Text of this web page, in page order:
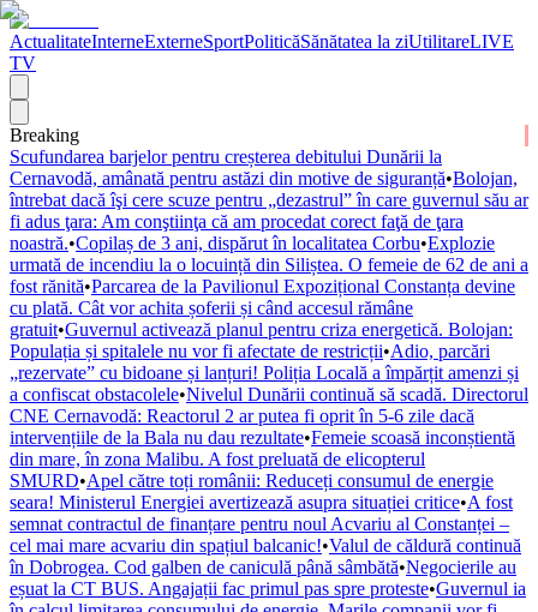
ActualitateInterneExterneSportPoliticăSănătatea la ziUtilitareLIVE
TV
Breaking
Scufundarea barjelor pentru creșterea debitului Dunării la
Cernavodă, amânată pentru astăzi din motive de siguranță•Bolojan,
întrebat dacă îşi cere scuze pentru „dezastrul” în care guvernul său ar
fi adus ţara: Am conştiinţa că am procedat corect faţă de ţara
noastră.•Copilaș de 3 ani, dispărut în localitatea Corbu•Explozie
urmată de incendiu la o locuință din Siliștea. O femeie de 62 de ani a
fost rănită•Parcarea de la Pavilionul Expozițional Constanța devine
cu plată. Cât vor achita șoferii și când accesul rămâne
gratuit•Guvernul activează planul pentru criza energetică. Bolojan:
Populația și spitalele nu vor fi afectate de restricții•Adio, parcări
„rezervate” cu bidoane și lanțuri! Poliția Locală a împărțit amenzi și
a confiscat obstacolele•Nivelul Dunării continuă să scadă. Directorul
CNE Cernavodă: Reactorul 2 ar putea fi oprit în 5-6 zile dacă
intervențiile de la Bala nu dau rezultate•Femeie scoasă inconștientă
din mare, în zona Malibu. A fost preluată de elicopterul
SMURD•Apel către toți românii: Reduceți consumul de energie
seara! Ministerul Energiei avertizează asupra situației critice•A fost
semnat contractul de finanțare pentru noul Acvariu al Constanței –
cel mai mare acvariu din spațiul balcanic!•Valul de căldură continuă
în Dobrogea. Cod galben de caniculă până sâmbătă•Negocierile au
eșuat la CT BUS. Angajații fac primul pas spre proteste•Guvernul ia